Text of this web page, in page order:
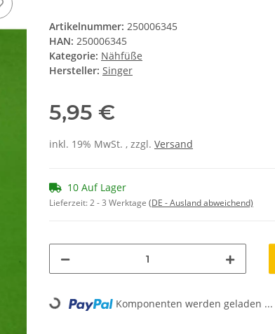
Artikelnummer: 250006345
HAN: 250006345
Kategorie: Nähfüße
Hersteller: Singer
5,95 €
inkl. 19% MwSt. , zzgl. Versand
10 Auf Lager
Lieferzeit:2 - 3 Werktage (DE - Ausland abweichend)
Loading... Komponenten werden geladen ...